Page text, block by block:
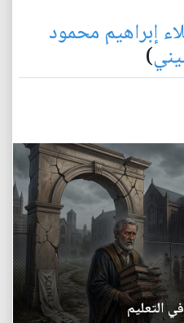
إبراهيم محمود
)
التعليم